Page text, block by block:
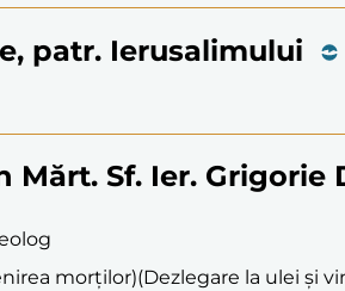
patr. Ierusalimului
Mărt. Sf. Ier.
morților)(Dezlegare la ulei și